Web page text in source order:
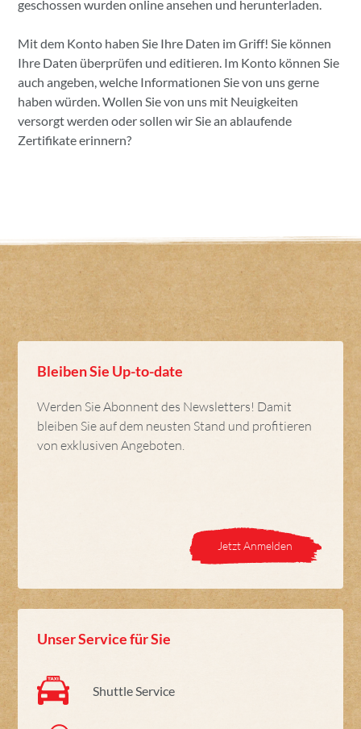
geschossen wurden online ansehen und herunterladen.
Mit dem Konto haben Sie Ihre Daten im Griff! Sie können
Ihre Daten überprüfen und editieren. Im Konto können Sie
auch angeben, welche Informationen Sie von uns gerne
haben würden. Wollen Sie von uns mit Neuigkeiten
versorgt werden oder sollen wir Sie an ablaufende
Zertifikate erinnern?
Bleiben Sie Up-to-date
Werden Sie Abonnent des Newsletters! Damit
bleiben Sie auf dem neusten Stand und profitieren
von exklusiven Angeboten.
Jetzt Anmelden
Unser Service für Sie
Shuttle Service